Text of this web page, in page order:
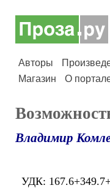
Авторы
Магазин
О
Владимир
УДК: